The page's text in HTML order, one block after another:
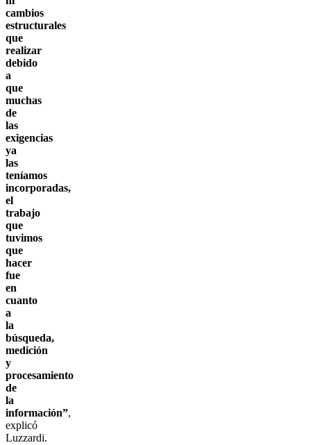
cambios
estructurales
que
realizar
debido
a
que
muchas
de
las
exigencias
ya
las
teníamos
incorporadas,
el
trabajo
que
tuvimos
que
hacer
fue
en
cuanto
a
la
búsqueda,
medición
y
procesamiento
de
la
información”,
explicó
Luzzardi.